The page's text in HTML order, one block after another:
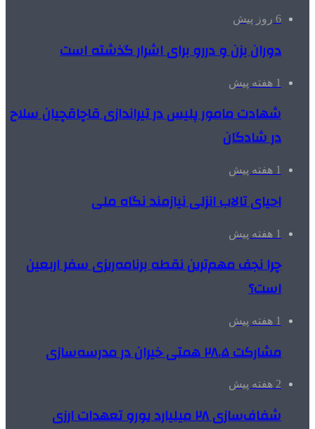
6 روز پیش
دوران بزن و دررو برای اشرار گذشته است
1 هفته پیش
شهادت مامور پلیس در تیراندازی قاچاقچیان سلاح
در شادگان
1 هفته پیش
احیای تالاب انزلی نیازمند نگاه ملی
1 هفته پیش
چرا نجف مهم‌ترین نقطه برنامه‌ریزی سفر اربعین
است؟
1 هفته پیش
مشارکت ۲۸.۵ همتی خیران در مدرسه‌سازی
2 هفته پیش
شفاف‌سازی ۲۸ میلیارد یورو تعهدات ارزی